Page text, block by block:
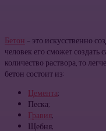
Бетон– это искусственно
человек его сможет создать
количество раствора, то
бетон состоит из:
Цемента;
Песка;
Гравия;
Щебня;